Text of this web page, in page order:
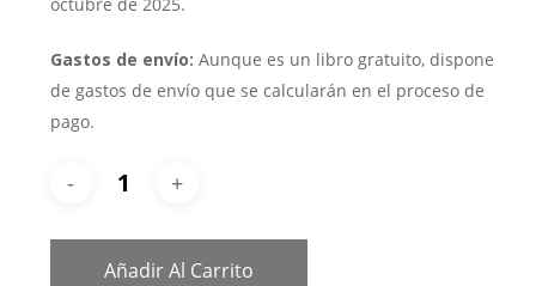
Gastos de envío: Aunque es un libro gratuito, dispone
de gastos de envío que se calcularán en el proceso de
pago.
Añadir Al Carrito